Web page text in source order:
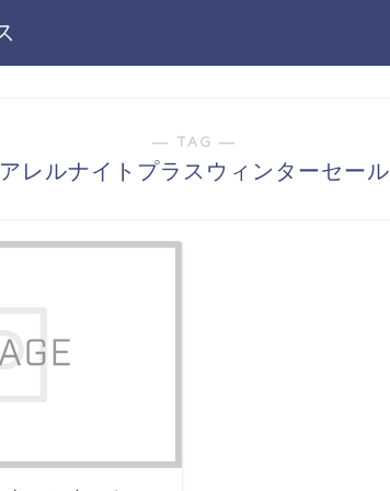
― TAG ―
アレルナイトプラスウィンターセール